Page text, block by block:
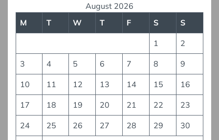
August 2026
M
T W T F S S
1 2
3 4 5 6 7 8 9
10 11 12 13 14 15 16
17 18 19 20 21 22 23
24 25 26 27 28 29 30